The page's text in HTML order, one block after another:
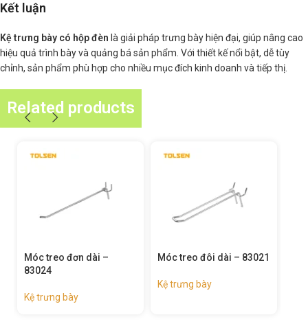
Kết luận
Kệ trưng bày có hộp đèn là giải pháp trưng bày hiện đại, giúp nâng cao
hiệu quả trình bày và quảng bá sản phẩm. Với thiết kế nổi bật, dễ tùy
chỉnh, sản phẩm phù hợp cho nhiều mục đích kinh doanh và tiếp thị.
Related products
Móc treo đơn dài –
83024
Kệ trưng bày
Móc treo đôi dài – 83021
Kệ trưng bày